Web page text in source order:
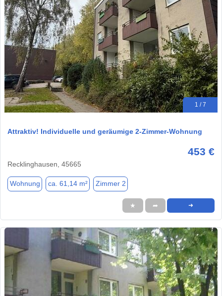
1 / 7
Attraktiv! Individuelle und geräumige 2-Zimmer-Wohnung
453 €
Recklinghausen, 45665
Wohnung ca. 61,14 m² Zimmer 2
★ ➦ ➜